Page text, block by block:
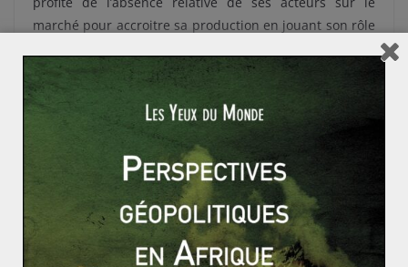
marché pour accroitre sa production en jouant son rôle
sunnite voit d’un (très) mauvais œil le possible retour
de l’Iran et que l’allocation de quota au sein de l’OPEP
sera au centre de tensions. De plus, pour Riyad, baisser
sa production, ou ne pas l’augmenter, reviendrait à
laisser de la place à la production américaine. L’Arabie
Saoudite essaye donc de maintenir ses parts de
marché avant tout : un calcul risqué à moyen terme
pour le pays qui connaît toujours une contestation
interne latente.